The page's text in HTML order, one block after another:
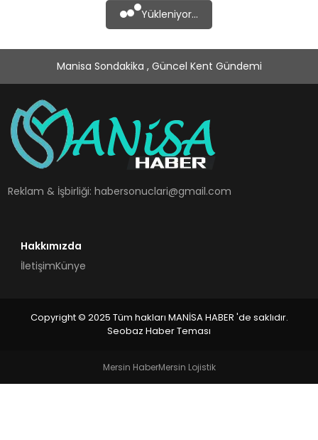
MAGAZIN
SIYASET
SPOR
TEKNOLOJI
Yükleniyor...
Manisa Sondakika , Güncel Kent Gündemi
Reklam & İşbirliği:habersonuclari@gmail.com
Hakkımızda
İletişimKünye
Copyright © 2025 Tüm hakları MANİSA HABER 'de saklıdır.
Seobaz Haber Teması
Mersin HaberMersin Lojistik